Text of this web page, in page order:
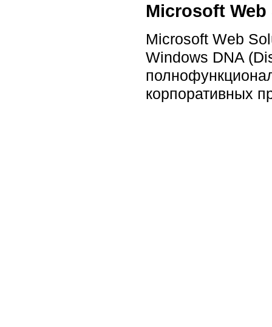
Microsoft
Microsoft Web
Windows DNA
корпоративных